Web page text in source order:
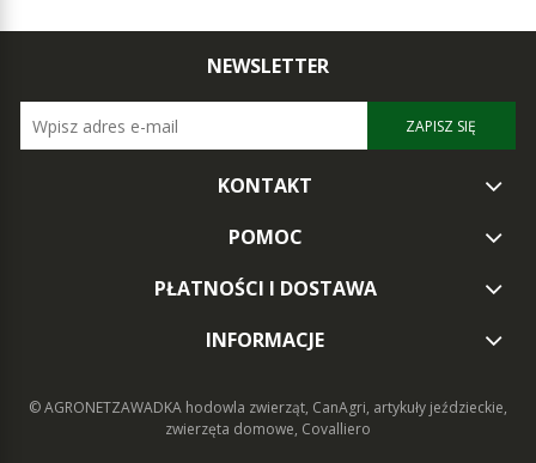
NEWSLETTER
ZAPISZ SIĘ
KONTAKT
POMOC
PŁATNOŚCI I DOSTAWA
INFORMACJE
© AGRONETZAWADKA hodowla zwierząt, CanAgri, artykuły jeździeckie,
zwierzęta domowe, Covalliero